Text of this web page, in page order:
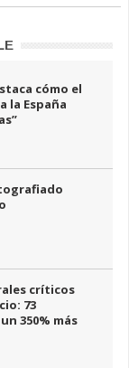
cómo el
la España
críticos
73
350% más